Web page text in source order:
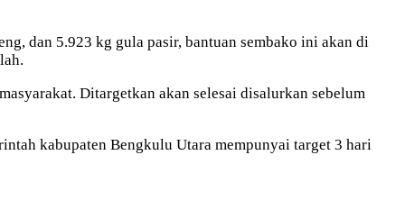
dan 5.923 kg gula pasir, bantuan sembako ini akan di
Ditargetkan akan selesai disalurkan sebelum
kabupaten Bengkulu Utara mempunyai target 3 hari